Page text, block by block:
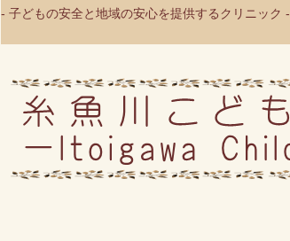
- 子どもの安全と地域の安心を提供するクリニック -